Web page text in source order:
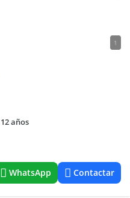
1
12 años
WhatsApp Contactar